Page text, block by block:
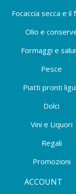
Focaccia secca e il
Olio e
Formaggi e
Pesce
Piatti pronti
Dolci
Vini e Liquori
Regali
Promozioni
ACCOUNT